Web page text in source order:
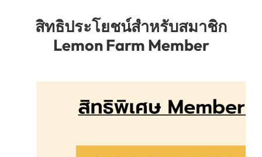
สิทธิประโยชน์สำหรับสมาชิก
Lemon Farm Member